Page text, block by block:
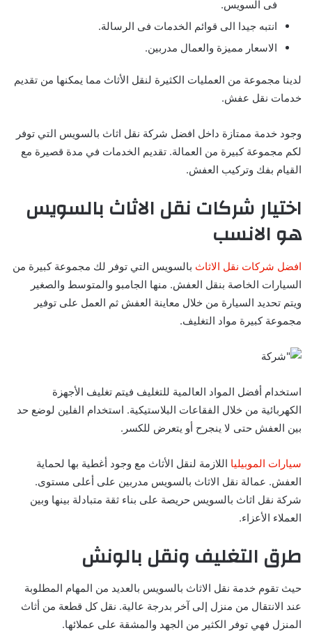
فى السويس.
انتبه جيدا الى قوائم الخدمات فى الرسالة.
الاسعار مميزة والعمال مدربين.
لدينا مجموعة من العمليات الكثيرة لنقل الأثاث مما يمكنها من تقديم
خدمات نقل عفش.
وجود خدمة ممتازة داخل افضل شركة نقل اثاث بالسويس التي توفر
لكم مجموعة كبيرة من العمالة. تقديم الخدمات في مدة قصيرة مع
القيام بفك وتركيب العفش.
اختيار شركات نقل الاثاث بالسويس
هو الانسب
افضل شركات نقل الاثاث بالسويس التي توفر لك مجموعة كبيرة من
السيارات الخاصة بنقل العفش. منها الجامبو والمتوسط والصغير
ويتم تحديد السيارة من خلال معاينة العفش ثم العمل على توفير
مجموعة كبيرة مواد التغليف.
استخدام أفضل المواد العالمية للتغليف فيتم تغليف الأجهزة
الكهربائية من خلال الفقاعات البلاستيكية. استخدام الفلين لوضع حد
بين العفش حتى لا ينجرح أو يتعرض للكسر.
سيارات الموبيليا اللازمة لنقل الأثاث مع وجود أغطية بها لحماية
العفش. عمالة نقل الاثاث بالسويس مدربين على أعلى مستوى.
شركة نقل اثاث بالسويس حريصة على بناء ثقة متبادلة بينها وبين
العملاء الأعزاء.
طرق التغليف ونقل بالونش
حيث تقوم خدمة نقل الاثاث بالسويس بالعديد من المهام المطلوبة
عند الانتقال من منزل إلى آخر بدرجة عالية. نقل كل قطعة من أثاث
المنزل فهي توفر الكثير من الجهد والمشقة على عملائها.